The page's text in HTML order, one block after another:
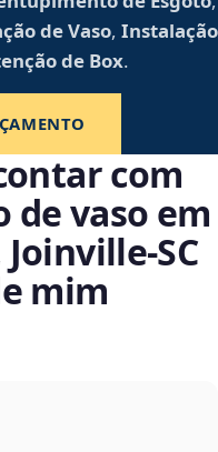
de Vaso, Instalação
de Box.
com
vaso em
mim